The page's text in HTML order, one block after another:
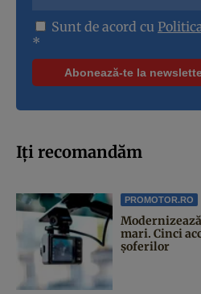
Sunt de acord cu
*
Iți recomandăm
PROMOTOR.RO
mari. Cinci
șoferilor